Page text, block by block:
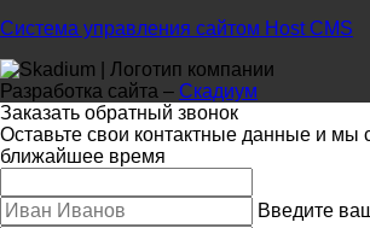
Система управления сайтом Host CMS
Разработка сайта – Скадиум
Заказать обратный звонок
Оставьте свои контактные данные и мы
ближайшее время
Введите